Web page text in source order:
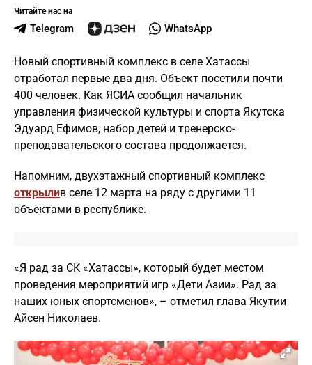
Читайте нас на
Telegram WhatsApp
Новый спортивный комплекс в селе Хатассы
отработал первые два дня. Объект посетили почти
400 человек. Как ЯСИА сообщил начальник
управления физической культуры и спорта Якутска
Эдуард Ефимов, набор детей и тренерско-
преподавательского состава продолжается.
Напомним, двухэтажный спортивный комплекс
открылив селе 12 марта на ряду с другими 11
объектами в республике.
«Я рад за СК «Хатассы», который будет местом
проведения мероприятий игр «Дети Азии». Рад за
наших юных спортсменов», – отметил глава Якутии
Айсен Николаев.